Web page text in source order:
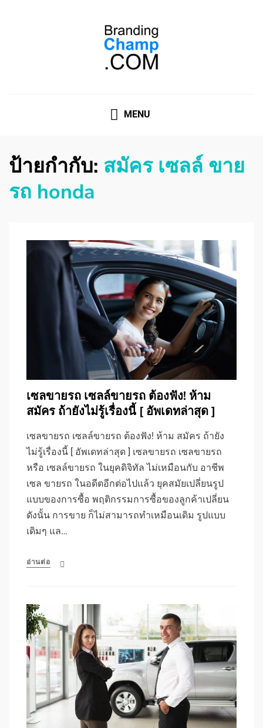
MENU
ป้ายกำกับ: สมัคร เซลล์ ขาย
รถ honda
เซลขายรถ เซลล์ขายรถ ต้องฟัง! ห้าม
สมัคร ถ้ายังไม่รู้เรื่องนี้ [ อัพเดทล่าสุด ]
เซลขายรถ เซลล์ขายรถ ต้องฟัง! ห้าม สมัคร ถ้ายัง
ไม่รู้เรื่องนี้ [ อัพเดทล่าสุด ] เซลขายรถ เซลขายรถ
หรือ เซลล์ขายรถ ในยุคดิจิทัล ไม่เหมือนกับ อาชีพ
เซล ขายรถ ในอดีตอีกต่อไปแล้ว ยุคสมัยเปลี่ยนรูป
แบบของการซื้อ พฤติกรรมการซื้อของลูกค้าเปลี่ยน
ดังนั้น การขาย ก็ไม่สามารถทำเหมือนเดิม รูปแบบ
เดิมๆ แล…
อ่านต่อ